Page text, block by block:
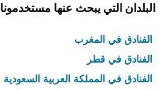
البلدان التي يبحث عنها مستخدمونا
الفنادق في المغرب
الفنادق في قطر
الفنادق في المملكة العربية السعودية